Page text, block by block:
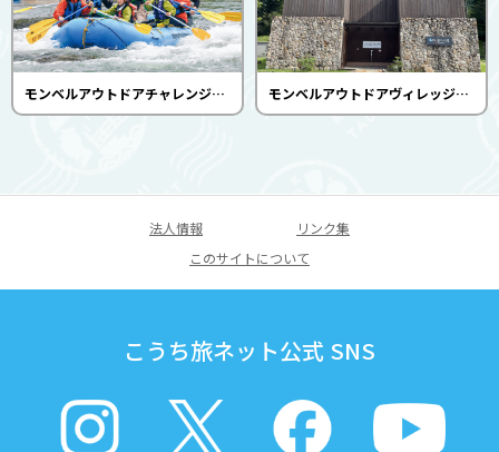
モンベルアウトドアチャレンジ 四国本山（モンベルアウトドアヴィレッジ本山） モンベルアウトドアヴィレッジ本山 土佐れいほくの湯
法人情報
リンク集
このサイトについて
こうち旅ネット公式 SNS